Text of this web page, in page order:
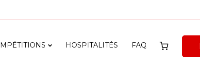
HOSPITALITÉS FAQ